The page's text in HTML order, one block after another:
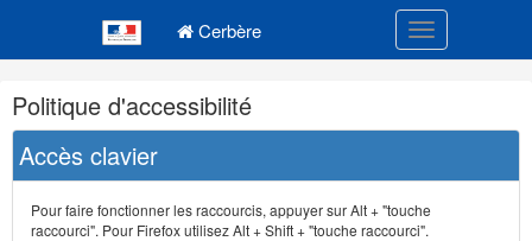
Cerbère Toggle
Navigation
et
outils
annexes
Politique d'accessibilité
Accès clavier
Pour faire fonctionner les raccourcis, appuyer sur Alt + "touche
raccourci". Pour Firefox utilisez Alt + Shift + "touche raccourci".